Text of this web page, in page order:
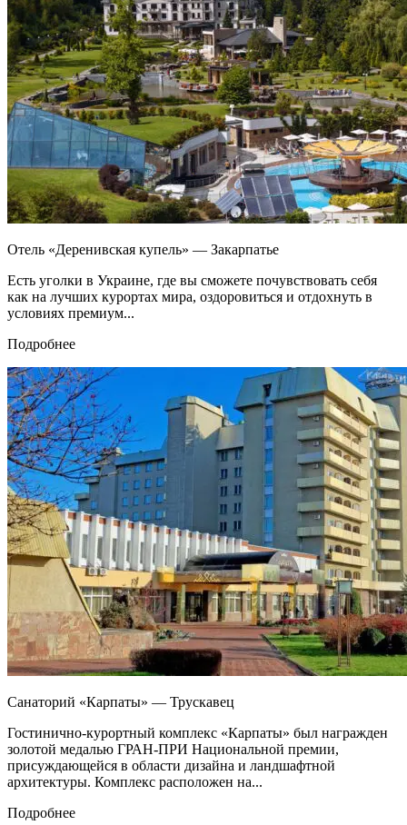
Отель «Деренивская купель» — Закарпатье
Есть уголки в Украине, где вы сможете почувствовать себя
как на лучших курортах мира, оздоровиться и отдохнуть в
условиях премиум...
Подробнее
Санаторий «Карпаты» — Трускавец
Гостинично-курортный комплекс «Карпаты» был награжден
золотой медалью ГРАН-ПРИ Национальной премии,
присуждающейся в области дизайна и ландшафтной
архитектуры. Комплекс расположен на...
Подробнее